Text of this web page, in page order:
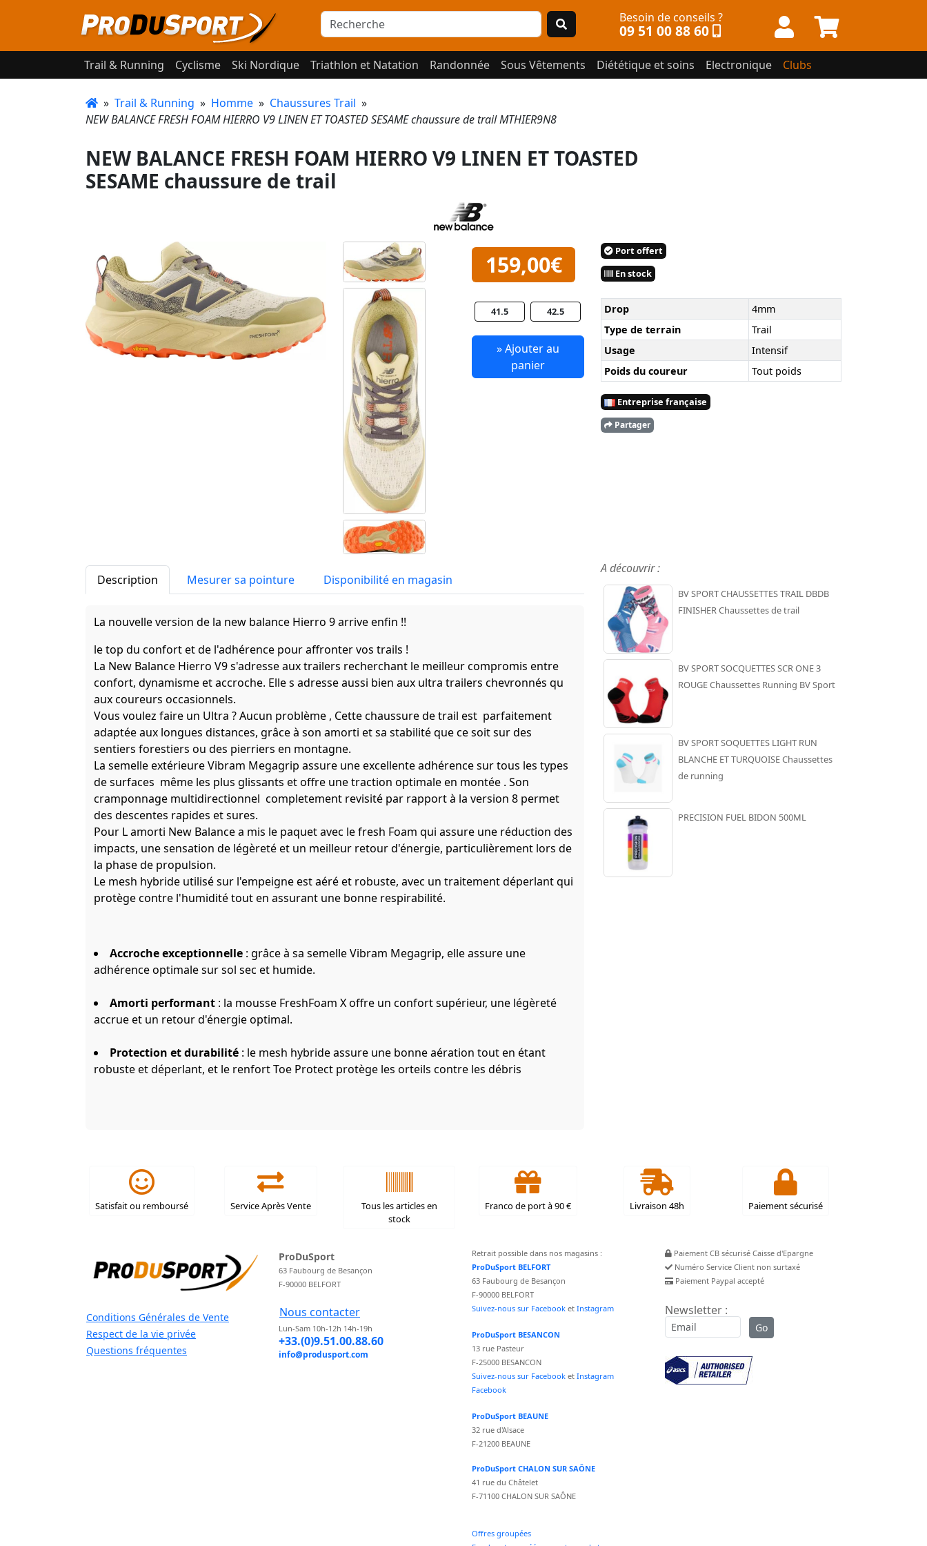
Besoin de conseils ?
09 51 00 88 60
Trail & Running Cyclisme Ski Nordique Triathlon et Natation Randonnée Sous Vêtements Diététique et soins Electronique Clubs
» Trail & Running » Homme » Chaussures Trail »
NEW BALANCE FRESH FOAM HIERRO V9 LINEN ET TOASTED SESAME chaussure de trail MTHIER9N8
NEW BALANCE FRESH FOAM HIERRO V9 LINEN ET TOASTED
SESAME chaussure de trail
159,00€
41.5 42.5
» Ajouter au
panier
Port offert
En stock
Drop
4mm
Type de terrain
Trail
Usage
Intensif
Poids du coureur
Tout poids
Entreprise française
Partager
Description Mesurer sa pointure Disponibilité en magasin
La nouvelle version de la new balance Hierro 9 arrive enfin !!
le top du confort et de l'adhérence pour affronter vos trails !
La New Balance Hierro V9 s'adresse aux trailers recherchant le meilleur compromis entre
confort, dynamisme et accroche. Elle s adresse aussi bien aux ultra trailers chevronnés qu
aux coureurs occasionnels.
Vous voulez faire un Ultra ? Aucun problème , Cette chaussure de trail est parfaitement
adaptée aux longues distances, grâce à son amorti et sa stabilité que ce soit sur des
sentiers forestiers ou des pierriers en montagne.
La semelle extérieure Vibram Megagrip assure une excellente adhérence sur tous les types
de surfaces même les plus glissants et offre une traction optimale en montée . Son
cramponnage multidirectionnel completement revisité par rapport à la version 8 permet
des descentes rapides et sures.
Pour L amorti New Balance a mis le paquet avec le fresh Foam qui assure une réduction des
impacts, une sensation de légèreté et un meilleur retour d'énergie, particulièrement lors de
la phase de propulsion.
Le mesh hybride utilisé sur l'empeigne est aéré et robuste, avec un traitement déperlant qui
protège contre l'humidité tout en assurant une bonne respirabilité.
Accroche exceptionnelle : grâce à sa semelle Vibram Megagrip, elle assure une
adhérence optimale sur sol sec et humide.
Amorti performant : la mousse FreshFoam X offre un confort supérieur, une légèreté
accrue et un retour d'énergie optimal.
Protection et durabilité : le mesh hybride assure une bonne aération tout en étant
robuste et déperlant, et le renfort Toe Protect protège les orteils contre les débris
A découvrir :
BV SPORT CHAUSSETTES TRAIL DBDB
FINISHER Chaussettes de trail
BV SPORT SOCQUETTES SCR ONE 3
ROUGE Chaussettes Running BV Sport
BV SPORT SOQUETTES LIGHT RUN
BLANCHE ET TURQUOISE Chaussettes
de running
PRECISION FUEL BIDON 500ML
Satisfait ou remboursé Service Après Vente
Tous les articles en
stock
Franco de port à 90 € Livraison 48h Paiement sécurisé
Conditions Générales de Vente
Respect de la vie privée
Questions fréquentes
ProDuSport
63 Faubourg de Besançon
F-90000 BELFORT
Nous contacter
Lun-Sam 10h-12h 14h-19h
+33.(0)9.51.00.88.60
info@produsport.com
Retrait possible dans nos magasins :
ProDuSport BELFORT
63 Faubourg de Besançon
F-90000 BELFORT
Suivez-nous sur Facebook et Instagram
ProDuSport BESANCON
13 rue Pasteur
F-25000 BESANCON
Suivez-nous sur Facebook et Instagram
Facebook
ProDuSport BEAUNE
32 rue d'Alsace
F-21200 BEAUNE
ProDuSport CHALON SUR SAÔNE
41 rue du Châtelet
F-71100 CHALON SUR SAÔNE
Offres groupées
Paiement CB sécurisé Caisse d'Epargne
Numéro Service Client non surtaxé
Paiement Paypal accepté
Newsletter :